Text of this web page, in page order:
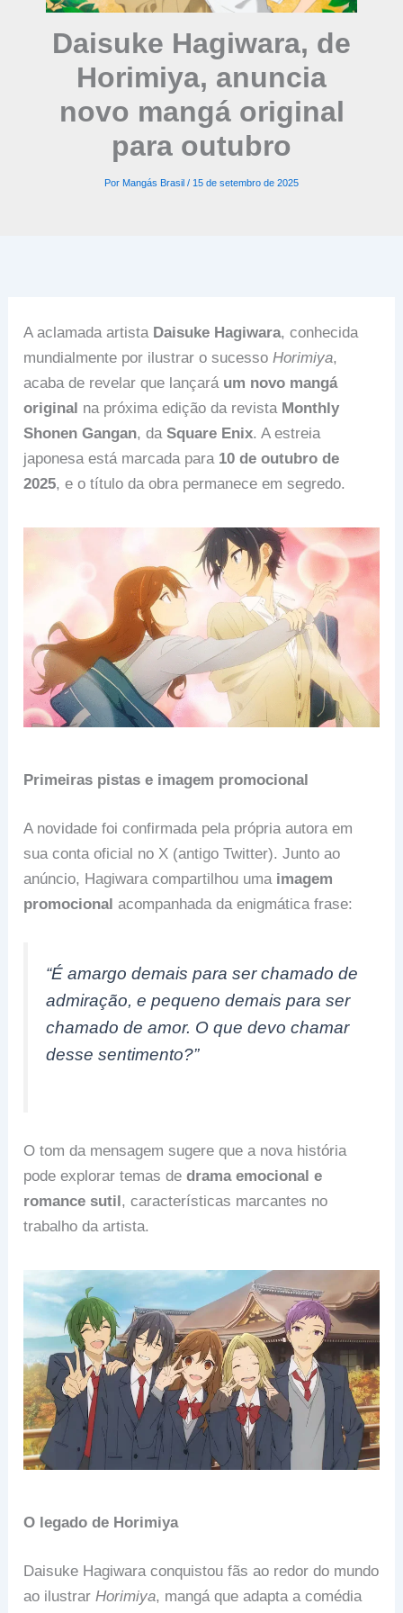
Daisuke Hagiwara, de
Horimiya, anuncia
novo mangá original
para outubro
Por Mangás Brasil / 15 de setembro de 2025
A aclamada artista Daisuke Hagiwara, conhecida
mundialmente por ilustrar o sucessoHorimiya,
acaba de revelar que lançará um novo mangá
original na próxima edição da revista Monthly
Shonen Gangan, daSquare Enix. A estreia
japonesa está marcada para 10 de outubro de
2025, e o título da obra permanece em segredo.
Primeiras pistas e imagem promocional
A novidade foi confirmada pela própria autora em
sua conta oficial no X (antigo Twitter). Junto ao
anúncio, Hagiwara compartilhou uma imagem
promocional acompanhada da enigmática frase:
“É amargo demais para ser chamado de
admiração, e pequeno demais para ser
chamado de amor. O que devo chamar
desse sentimento?”
O tom da mensagem sugere que a nova história
pode explorar temas dedrama emocional e
romance sutil, características marcantes no
trabalho da artista.
O legado de Horimiya
Daisuke Hagiwara conquistou fãs ao redor do mundo
ao ilustrarHorimiya, mangá que adapta a comédia